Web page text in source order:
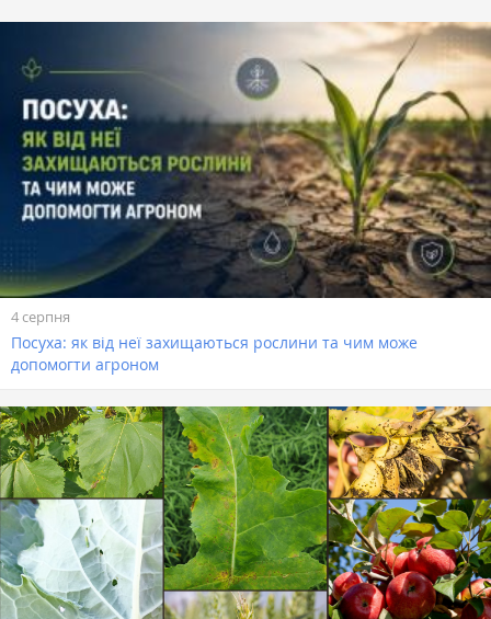
4 серпня
Посуха: як від неї захищаються рослини та чим може
допомогти агроном